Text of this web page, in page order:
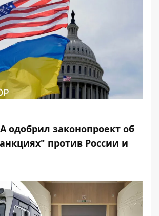
одобрил законопроект об
против России и